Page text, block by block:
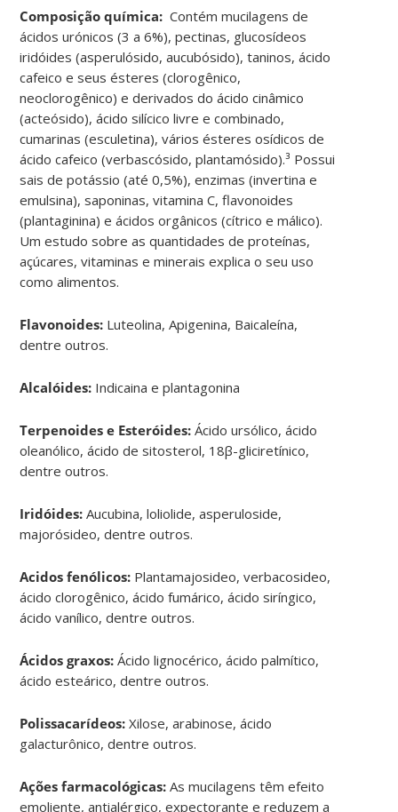
Composição química: Contém mucilagens de
ácidos urónicos (3 a 6%), pectinas, glucosídeos
iridóides (asperulósido, aucubósido), taninos, ácido
cafeico e seus ésteres (clorogênico,
neoclorogênico) e derivados do ácido cinâmico
(acteósido), ácido silícico livre e combinado,
cumarinas (esculetina), vários ésteres osídicos de
ácido cafeico (verbascósido, plantamósido).³ Possui
sais de potássio (até 0,5%), enzimas (invertina e
emulsina), saponinas, vitamina C, flavonoides
(plantaginina) e ácidos orgânicos (cítrico e málico).
Um estudo sobre as quantidades de proteínas,
açúcares, vitaminas e minerais explica o seu uso
como alimentos.
Flavonoides: Luteolina, Apigenina, Baicaleína,
dentre outros.
Alcalóides: Indicaina e plantagonina
Terpenoides e Esteróides:Ácido ursólico, ácido
oleanólico, ácido de sitosterol, 18β-gliciretínico,
dentre outros.
Iridóides:Aucubina, loliolide, asperuloside,
majorósideo, dentre outros.
Acidos fenólicos: Plantamajosideo, verbacosideo,
ácido clorogênico, ácido fumárico, ácido siríngico,
ácido vanílico, dentre outros.
Ácidos graxos:Ácido lignocérico, ácido palmítico,
ácido esteárico, dentre outros.
Polissacarídeos:Xilose, arabinose, ácido
galacturônico, dentre outros.
Ações farmacológicas: As mucilagens têm efeito
emoliente, antialérgico, expectorante e reduzem a